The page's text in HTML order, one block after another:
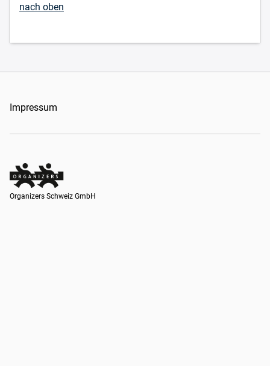
nach oben
Impressum
Organizers Schweiz GmbH
Organizers Schweiz GmbH